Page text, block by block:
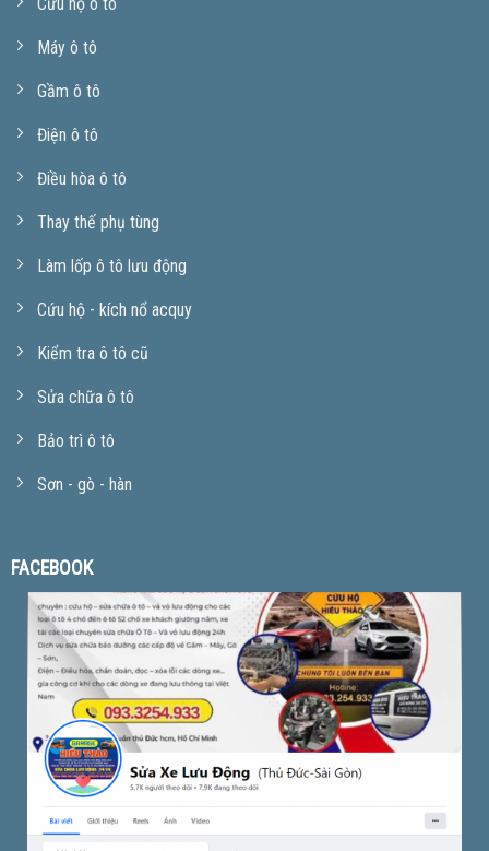
Máy ô tô
Gầm ô tô
Điện ô tô
Điều hòa ô tô
Thay thế phụ tùng
Làm lốp ô tô lưu động
Cứu hộ - kích nổ acquy
Kiểm tra ô tô cũ
Sửa chữa ô tô
Bảo trì ô tô
Sơn - gò - hàn
FACEBOOK